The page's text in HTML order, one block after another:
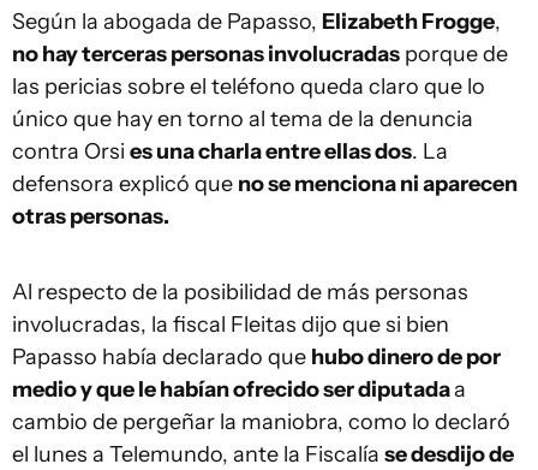
Según la abogada de Papasso, Elizabeth Frogge,
no hay terceras personas involucradas porque de
las pericias sobre el teléfono queda claro que lo
único que hay en torno al tema de la denuncia
contra Orsi es una charla entre ellas dos. La
defensora explicó que no se menciona ni aparecen
otras personas.
Al respecto de la posibilidad de más personas
involucradas, la fiscal Fleitas dijo que si bien
Papasso había declarado que hubo dinero de por
medio y que le habían ofrecido ser diputadaa
cambio de pergeñar la maniobra, como lo declaró
el lunes a Telemundo, ante la Fiscalía se desdijo de